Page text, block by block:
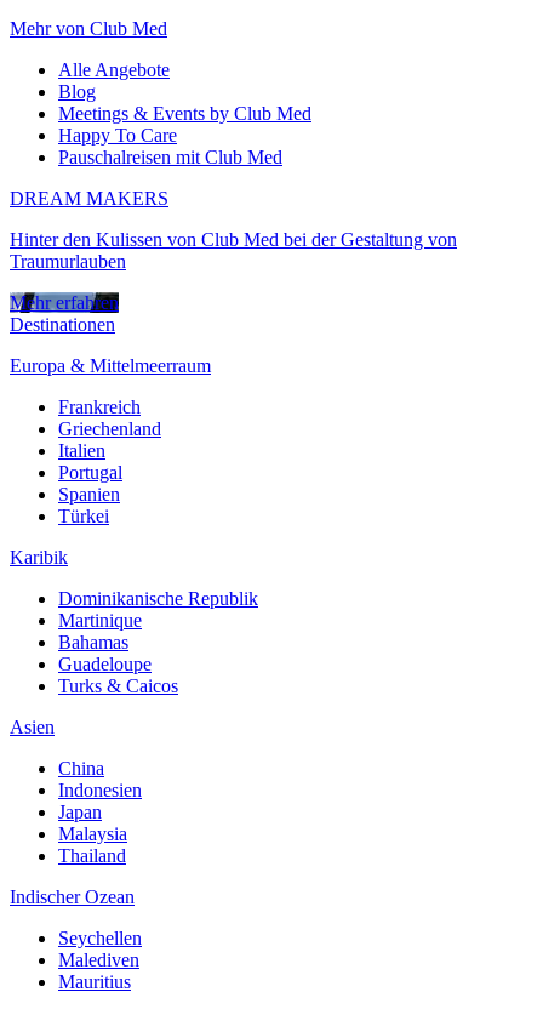
Mehr von Club Med
Alle Angebote
Blog
Meetings & Events by Club Med
Happy To Care
Pauschalreisen mit Club Med
DREAM MAKERS
Hinter den Kulissen von Club Med bei der Gestaltung von
Traumurlauben
Mehr erfahren
Destinationen
Europa & Mittelmeerraum
Frankreich
Griechenland
Italien
Portugal
Spanien
Türkei
Karibik
Dominikanische Republik
Martinique
Bahamas
Guadeloupe
Turks & Caicos
Asien
China
Indonesien
Japan
Malaysia
Thailand
Indischer Ozean
Seychellen
Malediven
Mauritius